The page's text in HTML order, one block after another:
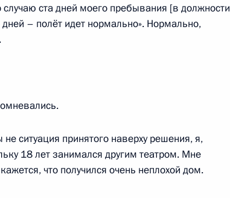
с юбилеем
ста дней моего пребывания [в должности
– полёт идет нормально». Нормально,
ситуация принятого наверху решения, я,
18 лет занимался другим театром. Мне
что получился очень неплохой дом.